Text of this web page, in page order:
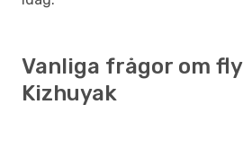
Vanliga frågor om
Kizhuyak